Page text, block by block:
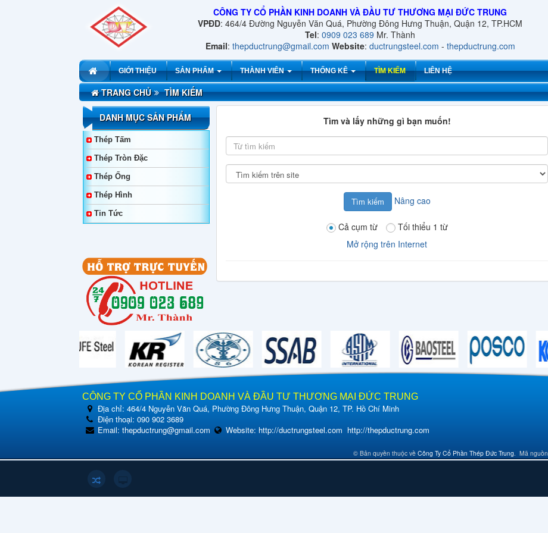
CÔNG TY CỔ PHẦN KINH DOANH VÀ ĐẦU TƯ THƯƠNG MẠI ĐỨC TRUNG
VPĐD: 464/4 Đường Nguyễn Văn Quá, Phường Đông Hưng Thuận, Quận 12, TP.HCM
Tel: 0909 023 689 Mr. Thành
Email: thepductrung@gmail.com Website: ductrungsteel.com - thepductrung.com
GIỚI THIỆU SẢN PHẨM THÀNH VIÊN THỐNG KÊ TÌM KIẾM LIÊN HỆ
TRANG CHỦ TÌM KIẾM
Tìm và lấy những gì bạn muốn!
tìm
kiếm
kiếm
tại
Nâng cao
Cả cụm từ
Tối thiểu 1 từ
Mở rộng trên Internet
DANH MỤC SẢN PHẨM
Thép Tấm
Thép Tròn Đặc
Thép Ống
Thép Hình
Tin Tức
CÔNG TY CỔ PHẦN KINH DOANH VÀ ĐẦU TƯ THƯƠNG MẠI ĐỨC TRUNG
Địa chỉ: 464/4 Nguyễn Văn Quá, Phường Đông Hưng Thuận, Quận 12, TP. Hồ Chí Minh
Điện thoại: 090 902 3689
Email: thepductrung@gmail.com Website: http://ductrungsteel.com http://thepductrung.com
© Bản quyền thuộc về Công Ty Cổ Phần Thép Đức Trung. Mã nguồn